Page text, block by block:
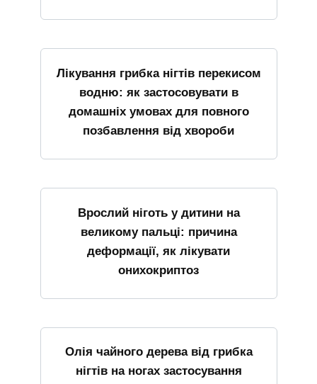
Лікування грибка нігтів перекисом
водню: як застосовувати в
домашніх умовах для повного
позбавлення від хвороби
Врослий ніготь у дитини на
великому пальці: причина
деформації, як лікувати
онихокриптоз
Олія чайного дерева від грибка
нігтів на ногах застосування